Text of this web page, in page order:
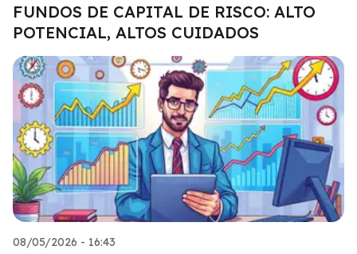
FUNDOS DE CAPITAL DE RISCO: ALTO
POTENCIAL, ALTOS CUIDADOS
08/05/2026 - 16:43